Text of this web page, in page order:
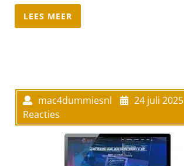
LEES MEER
mac4dummiesnl 24 juli 2025
Reacties